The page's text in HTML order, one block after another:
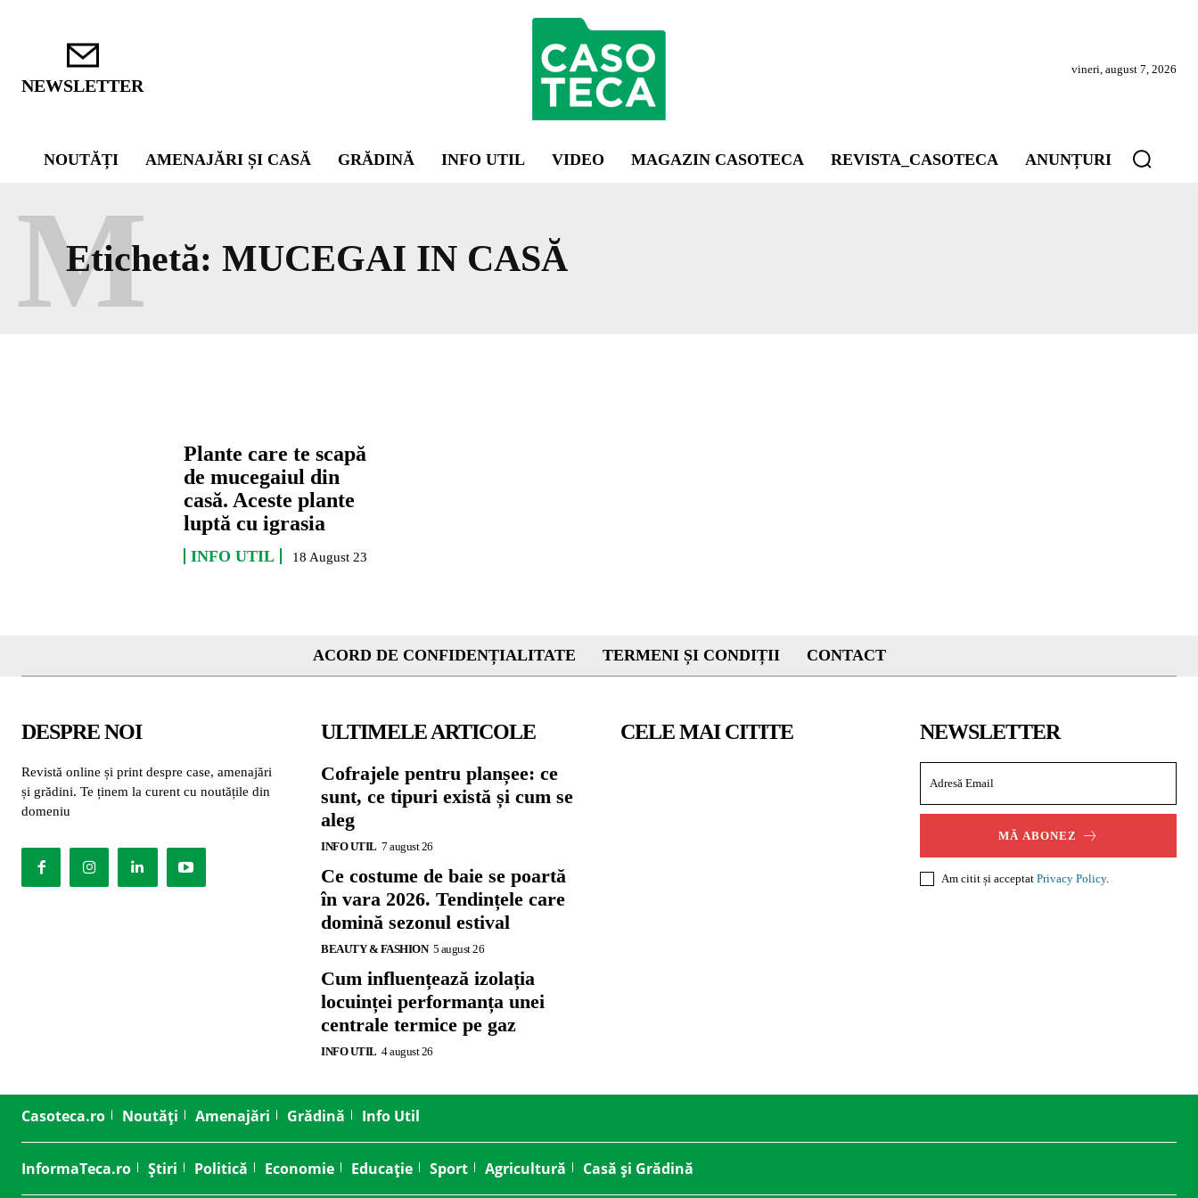
NEWSLETTER
vineri, august 7, 2026
NOUTĂȚI AMENAJĂRI ȘI CASĂ GRĂDINĂ INFO UTIL VIDEO MAGAZIN CASOTECA REVISTA_CASOTECA ANUNȚURI
Etichetă: MUCEGAI IN CASĂ
M
Plante care te scapă
de mucegaiul din
casă. Aceste plante
luptă cu igrasia
INFO UTIL 18 August 23
ACORD DE CONFIDENȚIALITATE TERMENI ȘI CONDIȚII CONTACT
DESPRE NOI
Revistă online și print despre case, amenajări
și grădini. Te ținem la curent cu noutățile din
domeniu
ULTIMELE ARTICOLE
Cofrajele pentru planșee: ce
sunt, ce tipuri există și cum se
aleg
INFO UTIL 7 august 26
Ce costume de baie se poartă
în vara 2026. Tendințele care
domină sezonul estival
BEAUTY & FASHION 5 august 26
Cum influențează izolația
locuinței performanța unei
centrale termice pe gaz
INFO UTIL 4 august 26
CELE MAI CITITE NEWSLETTER
MĂ ABONEZ
Am citit și acceptat Privacy Policy.
Casoteca.ro Noutăți Amenajări Grădină Info Util
InformaTeca.ro Știri Politică Economie Educație Sport Agricultură Casă și Grădină